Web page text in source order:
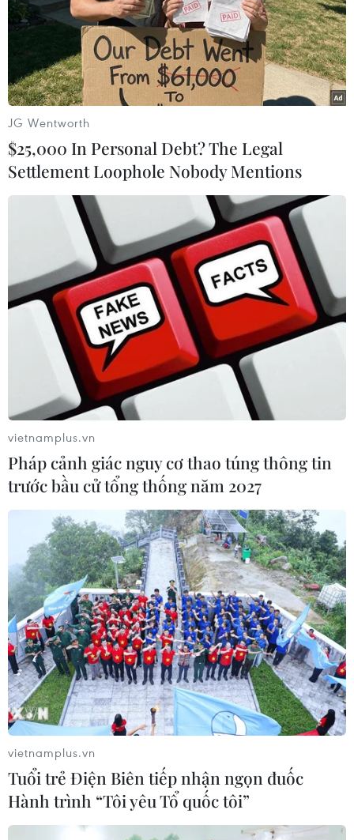
Cậu bé 4 tuổi gây sốt nhờ nhái phong cách
của các sao
21/05/2014 02:21
Một cậu bé 4 tuổi đã thu hút hơn 80.000 người theo dõi
trên trang cá nhân Instagram bằng những bức hình cậu
diện những bộ trang phục nhái lại thiết kế của các hãng
nổi tiếng.
JG Wentworth
$25,000 In Personal Debt? The Legal
Settlement Loophole Nobody Mentions
vietnamplus.vn
Pháp cảnh giác nguy cơ thao túng thông tin
trước bầu cử tổng thống năm 2027
vietnamplus.vn
Tuổi trẻ Điện Biên tiếp nhận ngọn đuốc
Hành trình “Tôi yêu Tổ quốc tôi”